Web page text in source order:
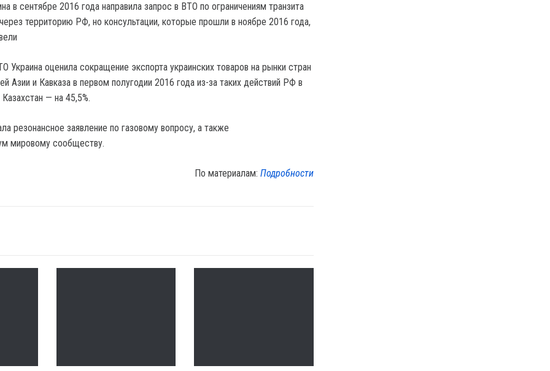
в сентябре 2016 года направила запрос в ВТО по ограничениям транзита
территорию РФ, но консультации, которые прошли в ноябре 2016 года,
Украина оценила сокращение экспорта украинских товаров на рынки стран
Азии и Кавказа в первом полугодии 2016 года из-за таких действий РФ в
— на 45,5%.
резонансное заявление по газовому вопросу, а также
мировому сообществу.
По материалам:Подробности